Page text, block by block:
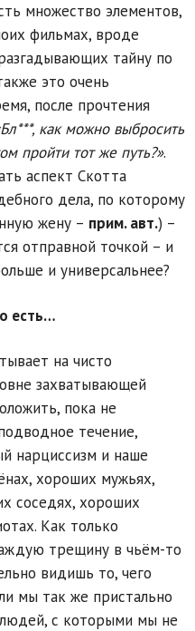
множество элементов,
фильмах, вроде
тайну по
это очень
после прочтения
как можно выбросить
пройти тот же путь?».
аспект Скотта
дела, по которому
жену – прим. авт.) –
отправной точкой – и
и универсальнее?
есть…
на чисто
захватывающей
пока не
течение,
нарциссизм и наше
хороших мужьях,
соседях, хороших
Как только
трещину в чьём-то
видишь то, чего
мы так же пристально
людей, с которыми мы не